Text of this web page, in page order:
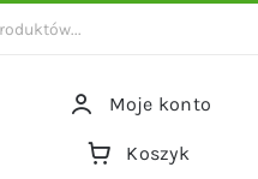
Moje konto
Koszyk